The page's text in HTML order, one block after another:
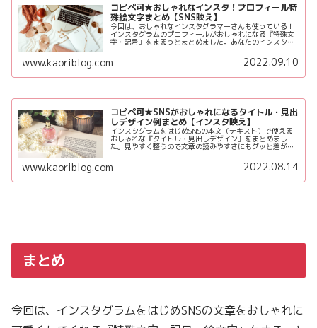
コピペ可★おしゃれなインスタ！プロフィール特
殊絵文字まとめ【SNS映え】
今回は、おしゃれなインスタグラマーさんも使っている！
インスタグラムのプロフィールがおしゃれになる『特殊文
字・記号』をまるっとまとめました。あなたのインスタグ
www.kaoriblog.com 2022.09.10
コピペ可★SNSがおしゃれになるタイトル・見出
しデザイン例まとめ【インスタ映え】
インスタグラムをはじめSNSの本文（テキスト）で使える
おしゃれな『タイトル・見出しデザイン』をまとめまし
た。見やすく整うので文章の読みやすさにもグッと差がつ
www.kaoriblog.com 2022.08.14
まとめ
今回は、インスタグラムをはじめSNSの文章をおしゃれに